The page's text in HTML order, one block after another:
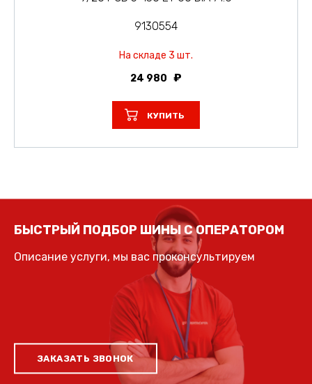
9130554
На складе 3 шт.
24 980
КУПИТЬ
БЫСТРЫЙ ПОДБОР ШИНЫ С ОПЕРАТОРОМ
Описание услуги, мы вас проконсультируем
ЗАКАЗАТЬ ЗВОНОК